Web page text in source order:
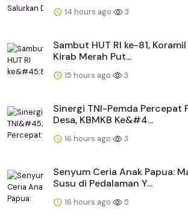
14 hours ago 3
Sambut HUT RI ke-81,
Kirab Merah Put...
15 hours ago 3
Sinergi TNI-Pemda Percepat
Desa, KBMKB Ke&#4...
16 hours ago 3
Senyum Ceria Anak Papua:
Susu di Pedalaman Y...
16 hours ago 5